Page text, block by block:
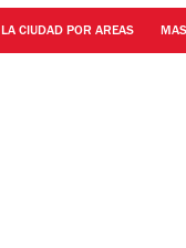
LA CIUDAD POR AREAS